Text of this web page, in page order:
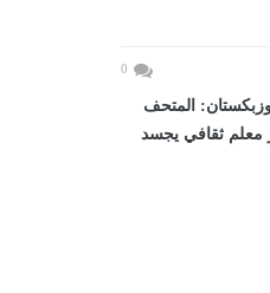
0
المتحف
معلم ثقافي يجسد